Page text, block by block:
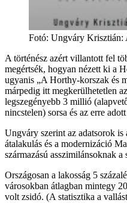
Fotó: Ungváry Krisztián:
A történész azért villantott fel
megértsék, hogyan nézett ki a
ugyanis „A Horthy-korszak és
márpedig itt megkerülhetetlen
legszegényebb 3 millió
nincstelen) sorsa és az erre
Ungváry szerint az adatsorok
átalakulás és a modernizáció
származású asszimilánsoknak
Országosan a lakosság 5
városokban átlagban mintegy
volt zsidó. (A statisztika a